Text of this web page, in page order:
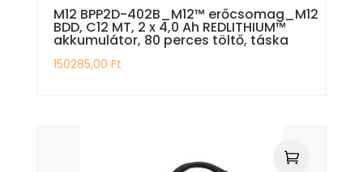
M12 BPP2D-402B_M12™ erőcsomag_M12
BDD, C12 MT, 2 x 4,0 Ah REDLITHIUM™
akkumulátor, 80 perces töltő, táska
150285,00 Ft